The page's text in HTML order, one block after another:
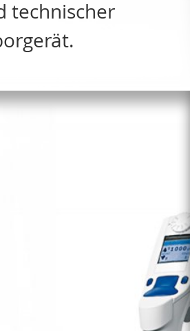
technischer